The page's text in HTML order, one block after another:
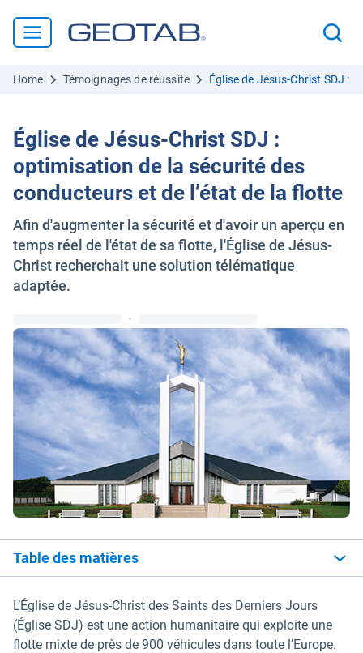
Home Témoignages de réussite Église de Jésus-Christ SDJ :
Église de Jésus-Christ SDJ :
optimisation de la sécurité des
conducteurs et de l’état de la flotte
Afin d'augmenter la sécurité et d'avoir un aperçu en
temps réel de l'état de sa flotte, l'Église de Jésus-
Christ recherchait une solution télématique
adaptée.
·
Table des matières
L’Église de Jésus-Christ des Saints des Derniers Jours
(Église SDJ) est une action humanitaire qui exploite une
flotte mixte de près de 900 véhicules dans toute l’Europe.